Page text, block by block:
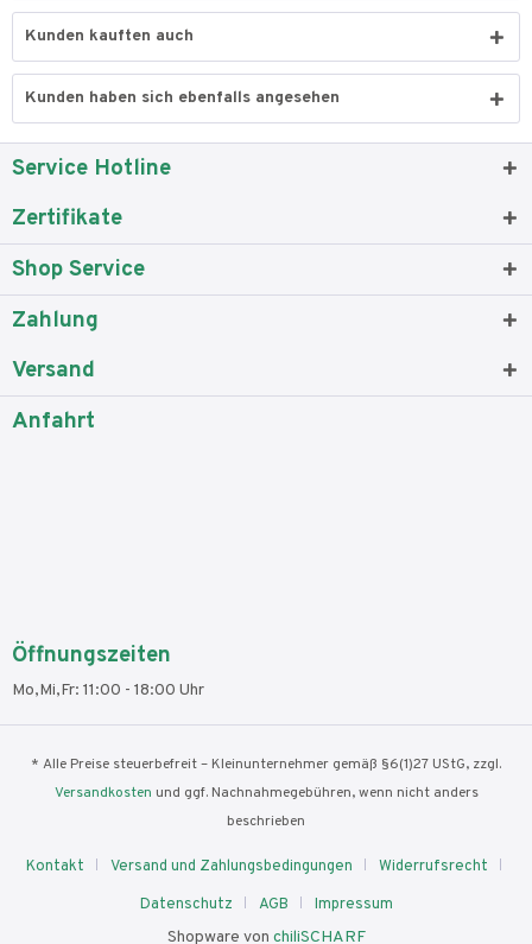
Kunden kauften auch
Kunden haben sich ebenfalls angesehen
Service Hotline
Zertifikate
Shop Service
Zahlung
Versand
Anfahrt
Öffnungszeiten
Mo,Mi,Fr: 11:00 - 18:00 Uhr
* Alle Preise steuerbefreit – Kleinunternehmer gemäß §6(1)27 UStG, zzgl.
Versandkosten und ggf. Nachnahmegebühren, wenn nicht anders
beschrieben
Kontakt Versand und Zahlungsbedingungen
Widerrufsrecht
Datenschutz
AGB Impressum
Shopware von chiliSCHARF